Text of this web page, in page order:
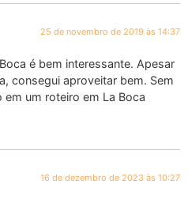
25 de novembro de 2019 às 14:37
é bem interessante. Apesar
consegui aproveitar bem. Sem
um roteiro em La Boca
16 de dezembro de 2023 às 10:27